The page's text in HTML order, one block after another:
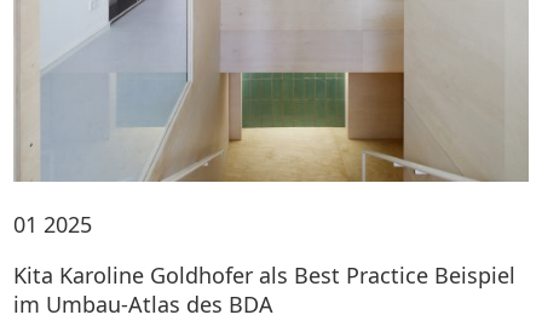
01 2025
Kita Karoline Goldhofer als Best Practice Beispiel
im Umbau-Atlas des BDA